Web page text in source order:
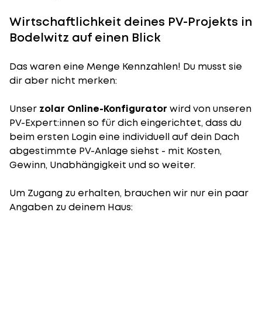
Wirtschaftlichkeit deines PV-Projekts in
Bodelwitz auf einen Blick
Das waren eine Menge Kennzahlen! Du musst sie
dir aber nicht merken:
Unser zolar Online-Konfigurator wird von unseren
PV-Expert:innen so für dich eingerichtet, dass du
beim ersten Login eine individuell auf dein Dach
abgestimmte PV-Anlage siehst - mit Kosten,
Gewinn, Unabhängigkeit und so weiter.
Um Zugang zu erhalten, brauchen wir nur ein paar
Angaben zu deinem Haus: